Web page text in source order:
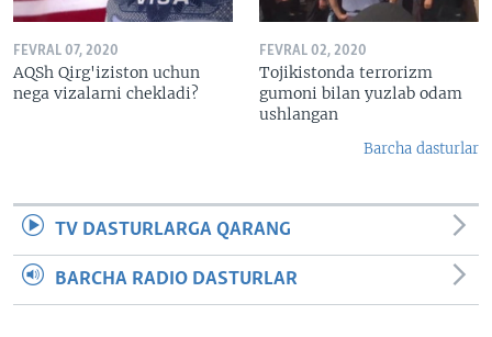
FEVRAL 07, 2020
AQSh Qirg'iziston uchun
nega vizalarni chekladi?
FEVRAL 02, 2020
Tojikistonda terrorizm
gumoni bilan yuzlab odam
ushlangan
Barcha dasturlar
TV DASTURLARGA QARANG
BARCHA RADIO DASTURLAR